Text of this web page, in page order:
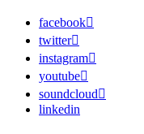
facebook
twitter
instagram
youtube
soundcloud
linkedin